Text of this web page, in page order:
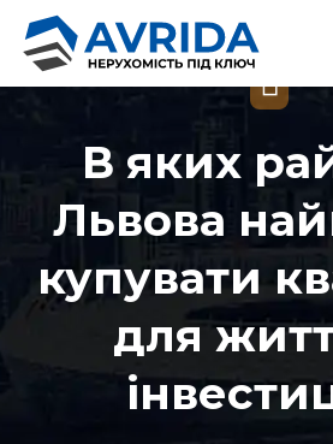
В яких
Львова
купувати
для